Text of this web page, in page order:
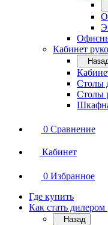
Кабинет
Столы
Столы
0 Сравнение
Кабинет
0 Избранное
Где купить
Как стать дилером
Назад